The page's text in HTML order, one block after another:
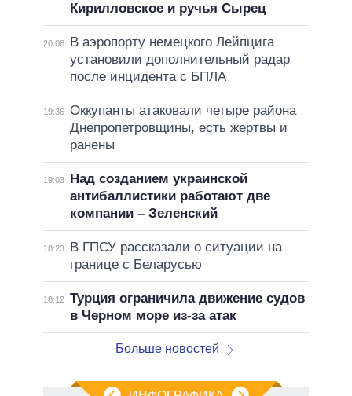
Кирилловское и ручья Сырец
20:08
В аэропорту немецкого Лейпцига
установили дополнительный радар
после инцидента с БПЛА
19:36 Оккупанты атаковали четыре района
Днепропетровщины, есть жертвы и
ранены
19:03
Над созданием украинской
антибаллистики работают две
компании – Зеленский
18:23
В ГПСУ рассказали о ситуации на
границе с Беларусью
18:12 Турция ограничила движение судов
в Черном море из-за атак
Больше новостей